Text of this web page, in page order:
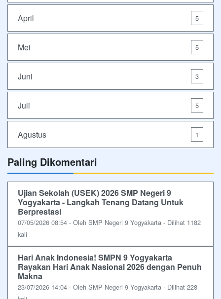
April 5
Mei 5
Juni 3
Juli 5
Agustus 1
Paling Dikomentari
Ujian Sekolah (USEK) 2026 SMP Negeri 9
Yogyakarta - Langkah Tenang Datang Untuk
Berprestasi
07/05/2026 08:54 - Oleh SMP Negeri 9 Yogyakarta - Dilihat 1182
kali
Hari Anak Indonesia! SMPN 9 Yogyakarta
Rayakan Hari Anak Nasional 2026 dengan Penuh
Makna
23/07/2026 14:04 - Oleh SMP Negeri 9 Yogyakarta - Dilihat 228